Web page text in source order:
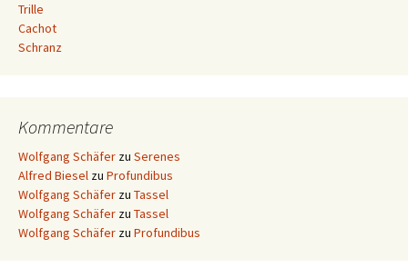
Trille
Cachot
Schranz
Kommentare
Wolfgang Schäfer zu Serenes
Alfred Biesel zu Profundibus
Wolfgang Schäfer zu Tassel
Wolfgang Schäfer zu Tassel
Wolfgang Schäfer zu Profundibus